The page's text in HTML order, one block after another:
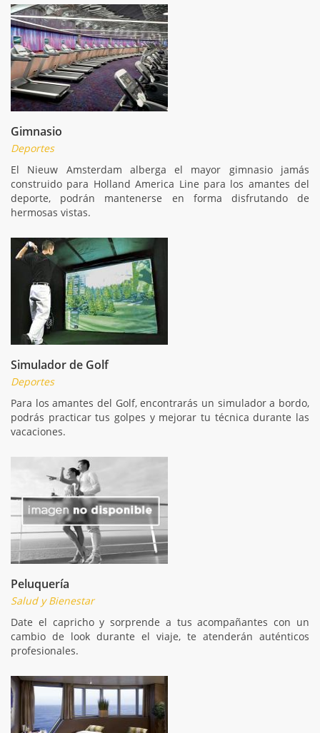
Gimnasio
Deportes
El Nieuw Amsterdam alberga el mayor gimnasio jamás
construido para Holland America Line para los amantes del
deporte, podrán mantenerse en forma disfrutando de
hermosas vistas.
Simulador de Golf
Deportes
Para los amantes del Golf, encontrarás un simulador a bordo,
podrás practicar tus golpes y mejorar tu técnica durante las
vacaciones.
Peluquería
Salud y Bienestar
Date el capricho y sorprende a tus acompañantes con un
cambio de look durante el viaje, te atenderán auténticos
profesionales.